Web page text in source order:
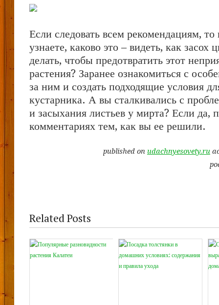
Если следовать всем рекомендациям, то
узнаете, каково это – видеть, как засох
делать, чтобы предотвратить этот
растения? Заранее ознакомиться с
за ним и создать подходящие условия
кустарника. А вы сталкивались с
и засыхания листьев у мирта? Если да,
комментариях тем, как вы ее решили.
published on udachnyesovety.ru
Related Posts